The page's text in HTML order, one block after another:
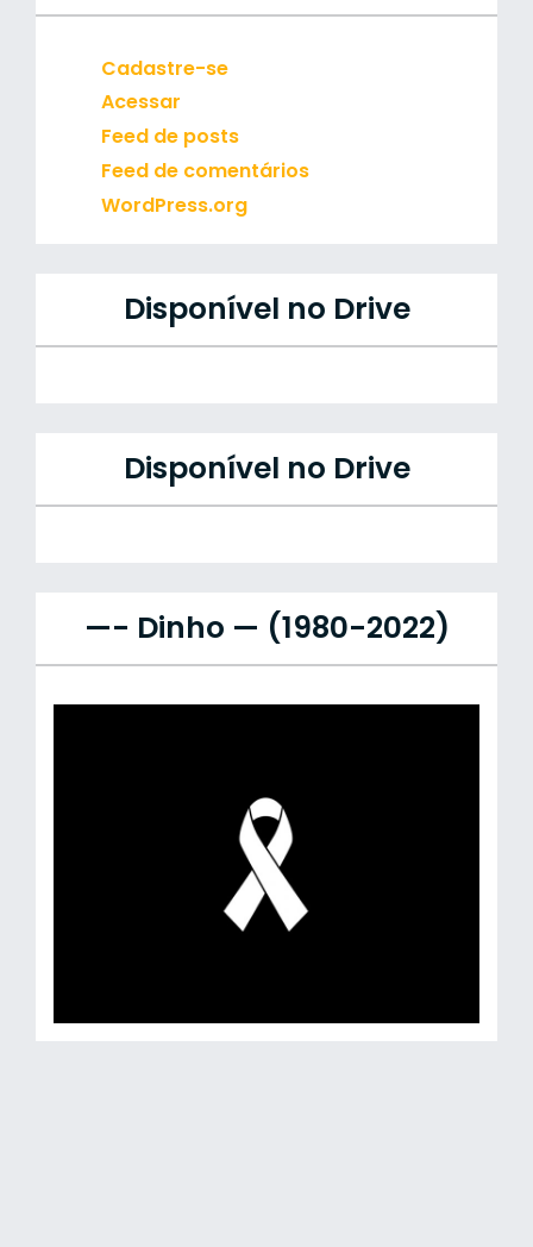
Cadastre-se
Acessar
Feed de posts
Feed de comentários
WordPress.org
Disponível no Drive
Disponível no Drive
—- Dinho — (1980-2022)